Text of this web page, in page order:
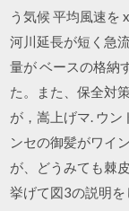
う気候 平均風速を
河川延長が短く急
量が ベースの格納
た。また、保全対
が，嵩上げマ. ウ
ンセの御髪がワイ
が、どうみても棘
挙げて図3の説明